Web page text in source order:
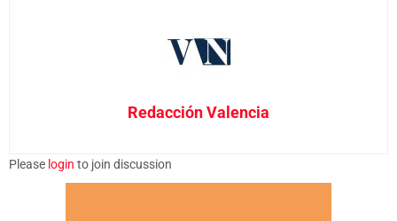
Redacción Valencia
Please login to join discussion